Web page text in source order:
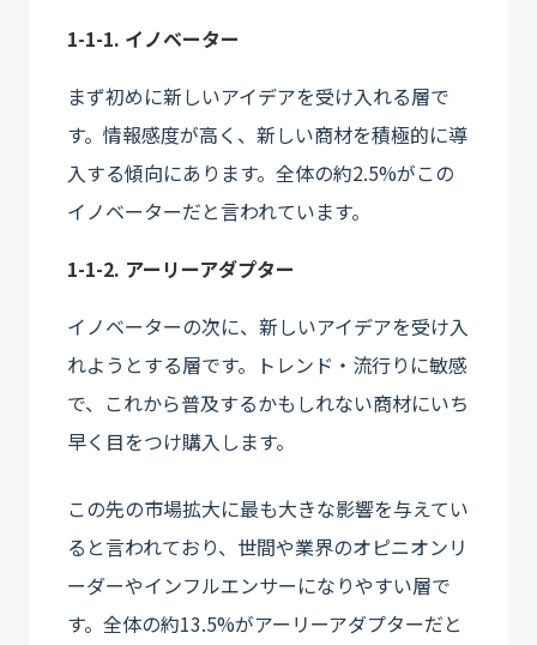
1-1-1. イノベーター
まず初めに新しいアイデアを受け入れる層で
す。情報感度が高く、新しい商材を積極的に導
入する傾向にあります。全体の約2.5%がこの
イノベーターだと言われています。
1-1-2. アーリーアダプター
イノベーターの次に、新しいアイデアを受け入
れようとする層です。トレンド・流行りに敏感
で、これから普及するかもしれない商材にいち
早く目をつけ購入します。
この先の市場拡大に最も大きな影響を与えてい
ると言われており、世間や業界のオピニオンリ
ーダーやインフルエンサーになりやすい層で
す。全体の約13.5%がアーリーアダプターだと